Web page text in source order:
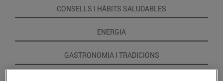
CONSELLS I HÀBITS SALUDABLES
ENERGIA
GASTRONOMIA I TRADICIONS